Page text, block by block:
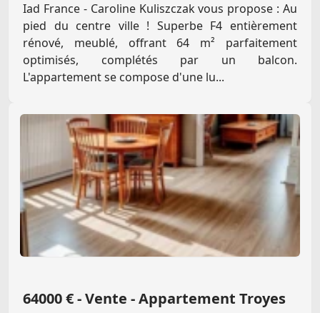
Iad France - Caroline Kuliszczak vous propose : Au
pied du centre ville ! Superbe F4 entièrement
rénové, meublé, offrant 64 m² parfaitement
optimisés, complétés par un balcon.
L'appartement se compose d'une lu...
64000 € - Vente - Appartement Troyes